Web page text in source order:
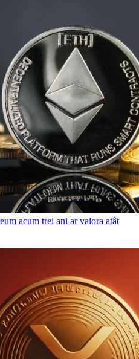
acum trei ani ar valora atât